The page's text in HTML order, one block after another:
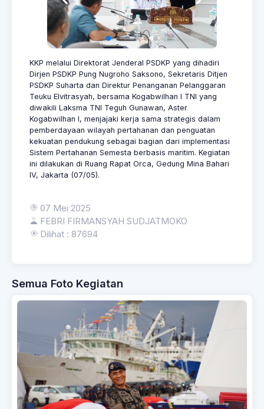
KKP melalui Direktorat Jenderal PSDKP yang dihadiri
Dirjen PSDKP Pung Nugroho Saksono, Sekretaris Ditjen
PSDKP Suharta dan Direktur Penanganan Pelanggaran
Teuku Elvitrasyah, bersama Kogabwilhan I TNI yang
diwakili Laksma TNI Teguh Gunawan, Aster
Kogabwilhan I, menjajaki kerja sama strategis dalam
pemberdayaan wilayah pertahanan dan penguatan
kekuatan pendukung sebagai bagian dari implementasi
Sistem Pertahanan Semesta berbasis maritim. Kegiatan
ini dilakukan di Ruang Rapat Orca, Gedung Mina Bahari
IV, Jakarta (07/05).
07 Mei 2025
FEBRI FIRMANSYAH SUDJATMOKO
Dilihat : 87694
Semua Foto Kegiatan